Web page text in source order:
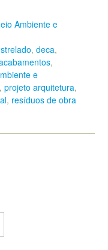
Ambiente e
, deca,
,
e
, projeto arquitetura,
, resíduos de obra